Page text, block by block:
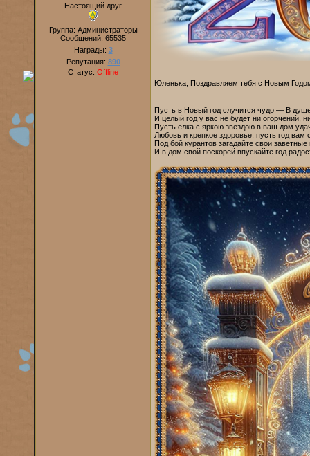
Настоящий друг
Группа: Администраторы
Сообщений: 65535
Награды: 3
Репутация: 890
Статус: Offline
Юленька, Поздравляем тебя с Новым
Пусть в Новый год случится чудо — В душе
И целый год у вас не будет ни огорчений,
Пусть елка с яркою звездою в ваш дом
Любовь и крепкое здоровье, пусть год вам
Под бой курантов загадайте свои
И в дом свой поскорей впускайте год